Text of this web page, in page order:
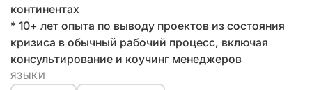
континентах
* 10+ лет опыта по выводу проектов из состояния
кризиса в обычный рабочий процесс, включая
консультирование и коучинг менеджеров
ЯЗЫКИ